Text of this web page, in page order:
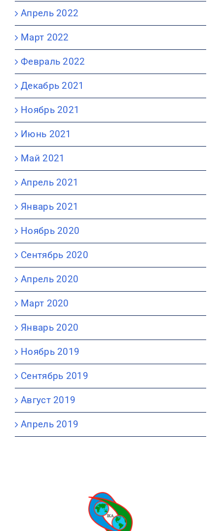
Апрель 2022
Март 2022
Февраль 2022
Декабрь 2021
Ноябрь 2021
Июнь 2021
Май 2021
Апрель 2021
Январь 2021
Ноябрь 2020
Сентябрь 2020
Апрель 2020
Март 2020
Январь 2020
Ноябрь 2019
Сентябрь 2019
Август 2019
Апрель 2019